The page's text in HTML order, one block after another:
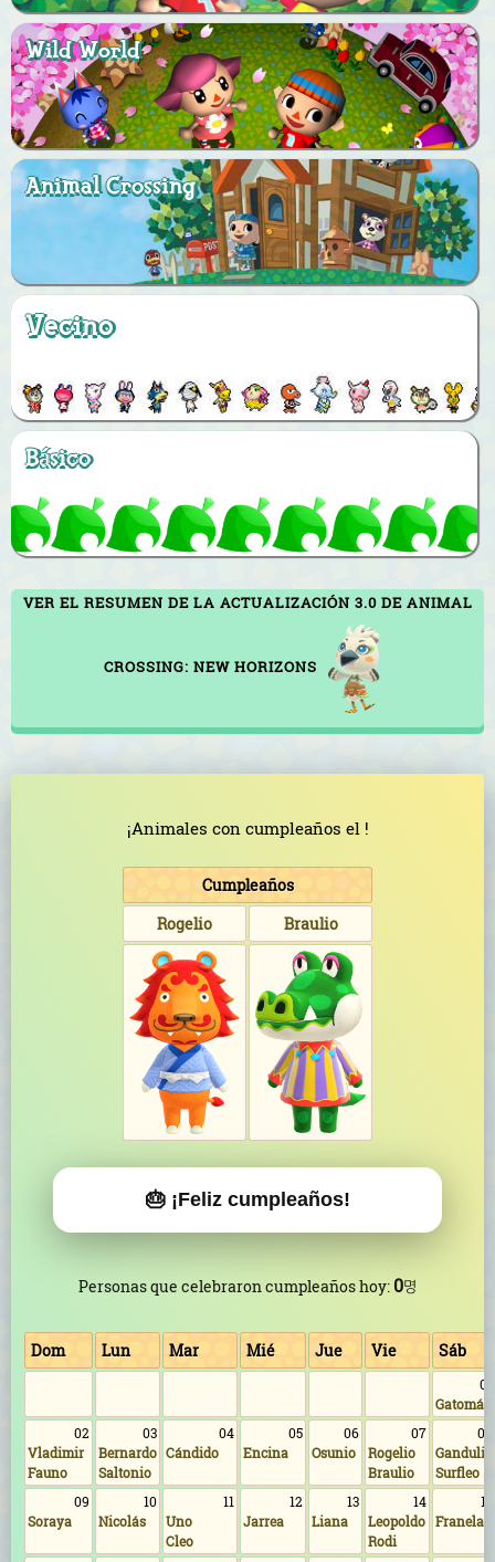
Wild World
Animal Crossing
Vecino
Básico
VER EL RESUMEN DE LA ACTUALIZACIÓN 3.0 DE ANIMAL
CROSSING: NEW HORIZONS
¡Animales con cumpleaños el !
Cumpleaños
Rogelio
Braulio
🎂 ¡Feliz cumpleaños!
Personas que celebraron cumpleaños hoy: 0명
Dom Lun Mar Mié Jue Vie Sáb
01
Gatomán
02
Vladimir
Fauno
03
Bernardo
Saltonio
04
Cándido
05
Encina
06
Osunio
07
Rogelio
Braulio
08
Gandulio
Surfleo
09
Soraya
10
Nicolás
11
Uno
Cleo
12
Jarrea
13
Liana
14
Leopoldo
Rodi
15
Franela